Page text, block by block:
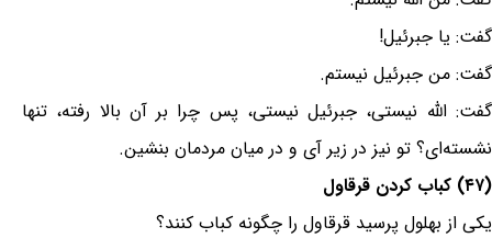
گفت: یا جبرئیل!
گفت: من جبرئیل نیستم.
گفت: الله نیستی، جبرئیل نیستی، پس چرا بر آن بالا رفته، تنها
نشسته‌ای؟ تو نیز در زیر آی و در میان مردمان بنشین.
(۴۷) کباب کردن قرقاول
یکی از بهلول پرسید قرقاول را چگونه کباب کنند؟